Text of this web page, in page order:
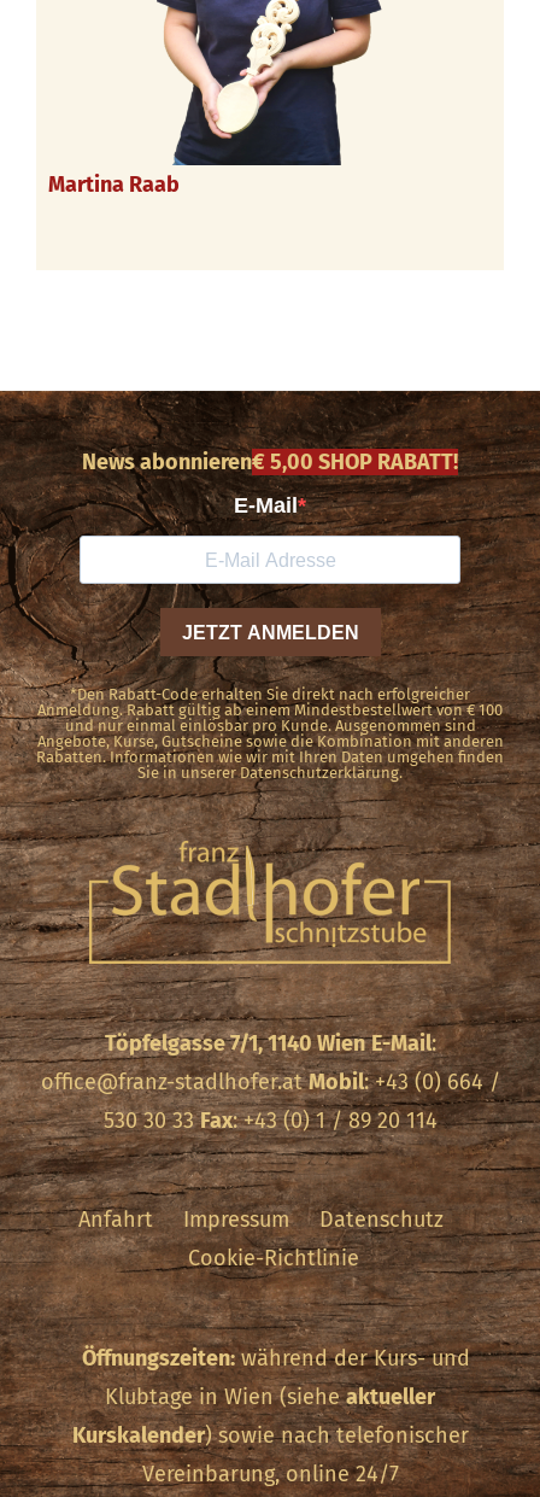
Martina Raab
News abonnieren€ 5,00 SHOP RABATT!
*Den Rabatt-Code erhalten Sie direkt nach erfolgreicher
Anmeldung. Rabatt gültig ab einem Mindestbestellwert von € 100
und nur einmal einlösbar pro Kunde. Ausgenommen sind
Angebote, Kurse, Gutscheine sowie die Kombination mit anderen
Rabatten. Informationen wie wir mit Ihren Daten umgehen finden
Sie in unserer Datenschutzerklärung.
Töpfelgasse 7/1, 1140 Wien E-Mail:
office@franz-stadlhofer.at Mobil: +43 (0) 664 /
530 30 33Fax: +43 (0) 1 / 89 20 114
Anfahrt Impressum
Datenschutz
Cookie-Richtlinie
Öffnungszeiten:während der Kurs- und
Klubtage in Wien (sieheaktueller
Kurskalender) sowie nach telefonischer
Vereinbarung, online 24/7